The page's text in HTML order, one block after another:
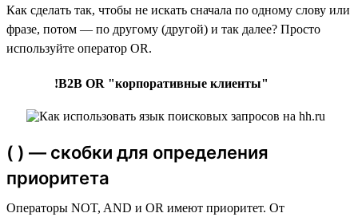
Как сделать так, чтобы не искать сначала по одному слову или
фразе, потом — по другому (другой) и так далее? Просто
используйте оператор OR.
!B2B OR "корпоративные клиенты"
( ) — скобки для определения
приоритета
Операторы NOT, AND и OR имеют приоритет. От